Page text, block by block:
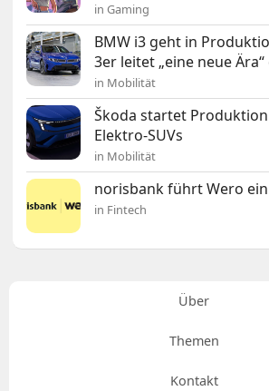
in Gaming
BMW i3 geht in
3er leitet „eine neue Ära“
in Mobilität
Škoda startet
Elektro-SUVs
in Mobilität
norisbank führt Wero ein
in Fintech
Über
Themen
Kontakt